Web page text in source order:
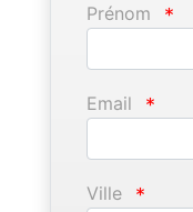
Prénom *
Email *
Ville *